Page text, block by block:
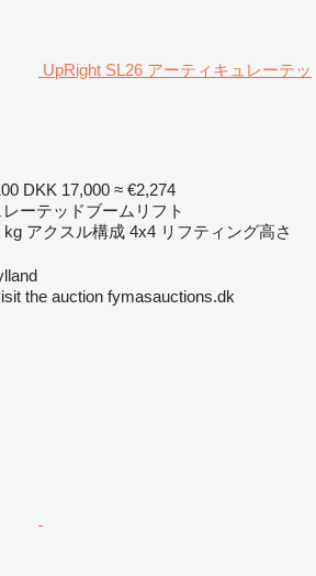
UpRight SL26 アーティキュレーテッ
DKK 17,000 ≈ €2,274
ーテッドブームリフト
kg アクスル構成 4x4 リフティング高さ
the auction fymasauctions.dk